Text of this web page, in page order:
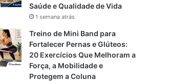
Saúde e Qualidade de Vida
1 semana atrás
Treino de Mini Band para
Fortalecer Pernas e Glúteos:
20 Exercícios Que Melhoram a
Força, a Mobilidade e
Protegem a Coluna